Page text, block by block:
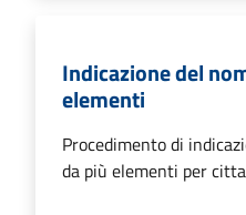
Indicazione del
elementi
Procedimento di
da più elementi per